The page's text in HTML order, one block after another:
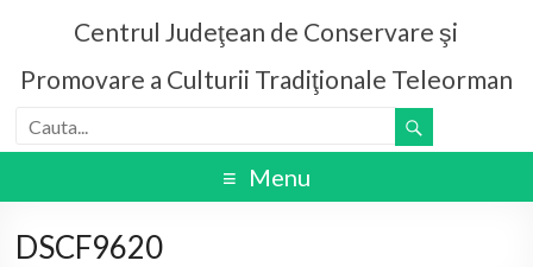
Centrul Judeţean de Conservare şi
Promovare a Culturii Tradiţionale Teleorman
Menu
DSCF9620